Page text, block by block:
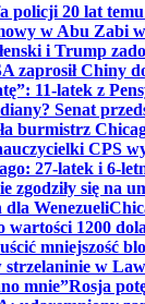
policji 20 lat
w Abu Zabi
i Trump
zaprosił Chiny
11-latek z
Senat
burmistrz
CPS
27-latek i 6-
zgodziły się na
dla Wenezueli
1200
mniejszość
strzelaninie w
mnie”Rosja